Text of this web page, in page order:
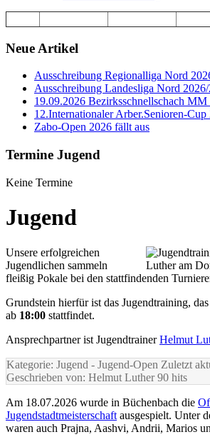
Neue Artikel
Ausschreibung Regionalliga Nord
Ausschreibung Landesliga Nord
19.09.2026 Bezirksschnellschach
12.Internationaler Arber.Senioren-Cup
Zabo-Open 2026 fällt aus
Termine Jugend
Keine Termine
Jugend
Unsere erfolgreichen
Jugendlichen sammeln
fleißig Pokale bei den stattfindenden
Grundstein hierfür ist das Jugendtraining,
ab 18:00 stattfindet.
Ansprechpartner ist JugendtrainerHelmut
Kategorie: Jugend - Jugend-Open Zuletzt
Geschrieben von: Helmut Luther90 hits
Am 18.07.2026 wurde in Büchenbach die
Jugendstadtmeisterschaft ausgespielt. Unter
waren auch Prajna, Aashvi, Andrii, Marios